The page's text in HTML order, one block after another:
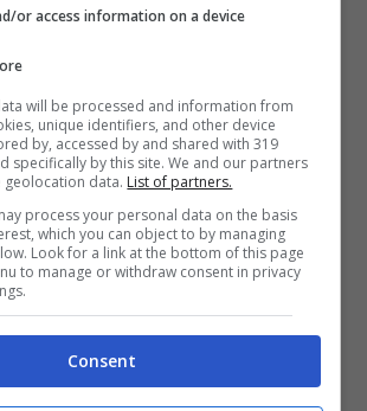
Italiano per la sfida al
di schierare il suo classico
il solitoSkorupskiche
con la coppiaHeggem e Vitik
sulle fasce ci sono
terzini più offensivi del
or access information on a device
will be processed and information from
unique identifiers, and other device
by, accessed by and shared with 319
specifically by this site. We and our partners
geolocation data. List of partners.
process your personal data on the basis
which you can object to by managing
Look for a link at the bottom of this page
to manage or withdraw consent in privacy
Consent